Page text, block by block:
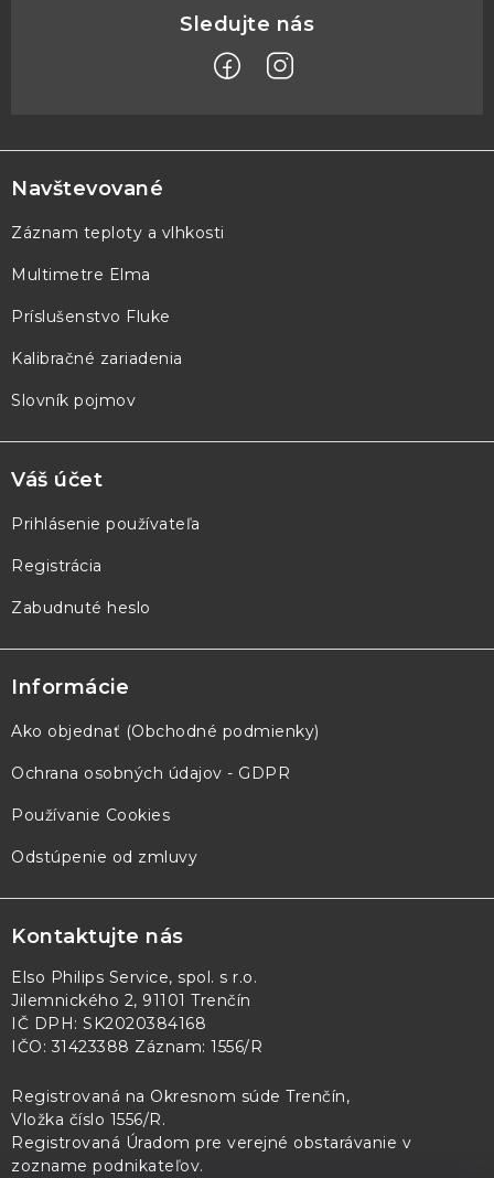
á
p
ä
e
Navštevované
Záznam teploty a vlhkosti
Multimetre Elma
Príslušenstvo Fluke
Kalibračné zariadenia
Slovník pojmov
Váš účet
Prihlásenie používateľa
Registrácia
Zabudnuté heslo
Informácie
Ako objednať (Obchodné podmienky)
Ochrana osobných údajov - GDPR
Používanie Cookies
Odstúpenie od zmluvy
Kontaktujte nás
Elso Philips Service, spol. s r.o.
Jilemnického 2, 91101 Trenčín
IČ DPH: SK2020384168
IČO: 31423388 Záznam: 1556/R
Registrovaná na Okresnom súde Trenčín,
Vložka číslo 1556/R.
Registrovaná Úradom pre verejné obstarávanie v
zozname podnikateľov.